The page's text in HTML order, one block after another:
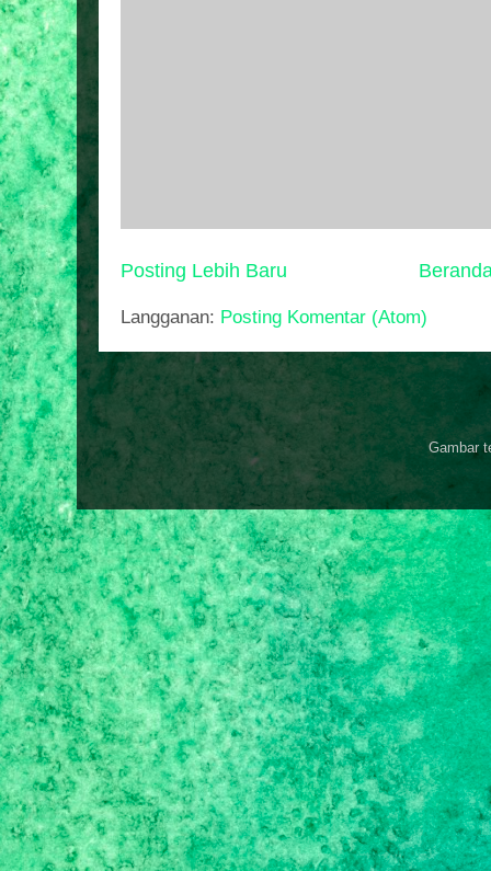
Posting Lebih Baru
Langganan: Posting Komentar (Atom)
Gambar